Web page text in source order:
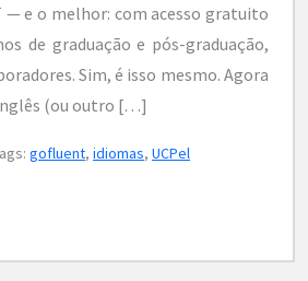
— e o melhor: com acesso gratuito
de graduação e pós-graduação,
Sim, é isso mesmo. Agora
(ou outro […]
gofluent, idiomas, UCPel